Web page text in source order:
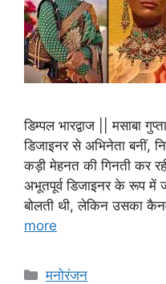
डिम्पल भारद्वाज || मसाबा
डिजाइनर से अभिनेता बनीं,
कड़ी मेहनत की गिनती कर
अभूतपूर्व डिजाइनर के रूप
बोलती थी, लेकिन उसका
more
मनोरंजन